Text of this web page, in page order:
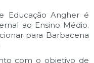
Educação Angher é
ao Ensino Médio.
para Barbacena
com o objetivo de